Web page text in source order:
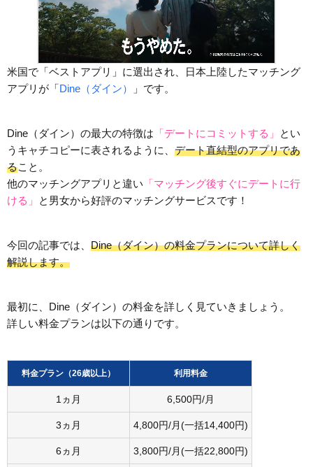
米国で「ベストアプリ」に選出され、日本上陸したマッチング
アプリが「Dine（ダイン） 」です。
Dine（ダイン）の最大の特徴は 「デートにコミットする」
とい
うキャチコピーに表されるように、 デート直結型のアプリであ
ること。
他のマッチングアプリと違い 「マッチング後すぐにデートに行
ける」
と男女から好評のマッチングサービスです！
今回の記事では、 Dine（ダイン）の料金プランについて詳しく
解説します。
最初に、Dine（ダイン）の料金を詳しく見ていきましょう。
詳しい料金プランは以下の通りです。
料金プラン（26歳以上） 利用料金
1ヵ月 6,500円/月
3ヵ月 4,800円/月(一括14,400円)
6ヵ月 3,800円/月(一括22,800円)